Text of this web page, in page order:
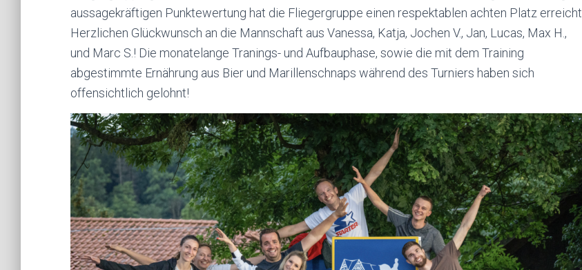
aussagekräftigen Punktewertung hat die Fliegergruppe einen respektablen achten Platz erreicht.
Herzlichen Glückwunsch an die Mannschaft aus Vanessa, Katja, Jochen V., Jan, Lucas, Max H.,
und Marc S.! Die monatelange Tranings- und Aufbauphase, sowie die mit dem Training
abgestimmte Ernährung aus Bier und Marillenschnaps während des Turniers haben sich
offensichtlich gelohnt!